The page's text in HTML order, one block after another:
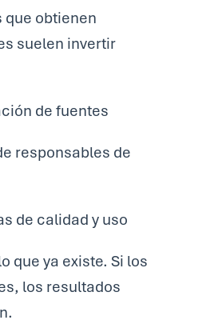
que obtienen
suelen invertir
de fuentes
responsables de
de calidad y uso
que ya existe. Si los
los resultados